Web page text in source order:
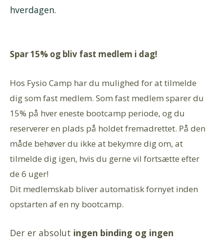
hverdagen.
Spar 15% og bliv fast medlem i dag!
Hos Fysio Camp har du mulighed for at tilmelde
dig som fast medlem. Som fast medlem sparer du
15% på hver eneste bootcamp periode, og du
reserverer en plads på holdet fremadrettet. På den
måde behøver du ikke at bekymre dig om, at
tilmelde dig igen, hvis du gerne vil fortsætte efter
de 6 uger!
Dit medlemskab bliver automatisk fornyet inden
opstarten af en ny bootcamp.
Der er absolut ingen binding og ingen